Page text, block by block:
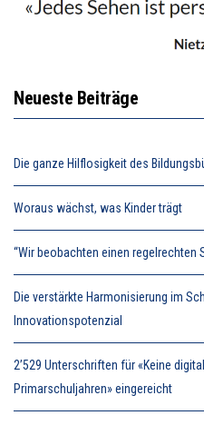
Neueste Beiträge
Die ganze Hilflosigkeit des
Woraus wächst, was Kinder trägt
“Wir beobachten einen regelrechten
Die verstärkte Harmonisierung im
Innovationspotenzial
2’529 Unterschriften für «Keine
Primarschuljahren» eingereicht